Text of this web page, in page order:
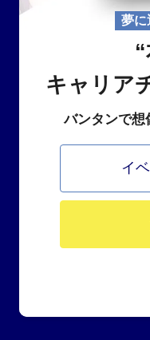
夢に
キャリア
バンタンで想
イ